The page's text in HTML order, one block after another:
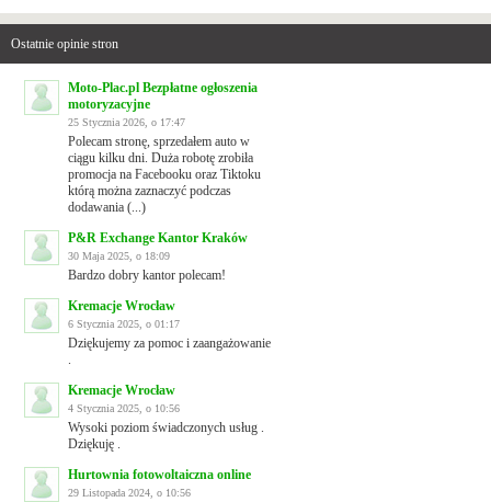
Ostatnie opinie stron
Moto-Plac.pl Bezpłatne ogłoszenia
motoryzacyjne
25 Stycznia 2026, o 17:47
Polecam stronę, sprzedałem auto w
ciągu kilku dni. Duża robotę zrobiła
promocja na Facebooku oraz Tiktoku
którą można zaznaczyć podczas
dodawania (...)
P&R Exchange Kantor Kraków
30 Maja 2025, o 18:09
Bardzo dobry kantor polecam!
Kremacje Wrocław
6 Stycznia 2025, o 01:17
Dziękujemy za pomoc i zaangażowanie
Kremacje Wrocław
4 Stycznia 2025, o 10:56
Wysoki poziom świadczonych usług .
Dziękuję .
Hurtownia fotowoltaiczna online
29 Listopada 2024, o 10:56